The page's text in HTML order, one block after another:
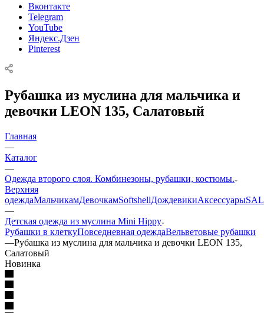
Вконтакте
Telegram
YouTube
Яндекс.Дзен
Pinterest
Рубашка из муслина для мальчика и
девочки LEON 135, Салатовый
Главная
—
Каталог
—
Одежда второго слоя. Комбинезоны, рубашки, костюмы.
Верхняя
одеждаМальчикамДевочкамSoftshellДождевикиАксессуары
—
Детская одежда из муслина Mini Hippy
Рубашки в клеткуПовседневная одеждаВельветовые рубашки
—Рубашка из муслина для мальчика и девочки LEON 135,
Салатовый
Новинка